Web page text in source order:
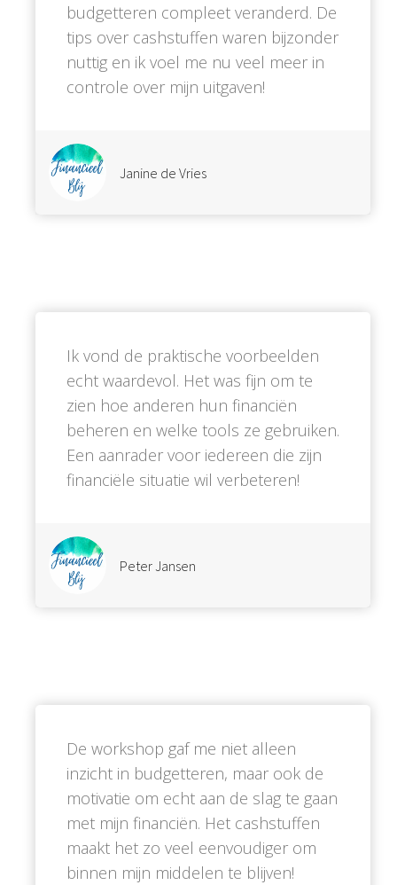
budgetteren compleet veranderd. De
tips over cashstuffen waren bijzonder
nuttig en ik voel me nu veel meer in
controle over mijn uitgaven!
Janine de Vries
Ik vond de praktische voorbeelden
echt waardevol. Het was fijn om te
zien hoe anderen hun financiën
beheren en welke tools ze gebruiken.
Een aanrader voor iedereen die zijn
financiële situatie wil verbeteren!
Peter Jansen
De workshop gaf me niet alleen
inzicht in budgetteren, maar ook de
motivatie om echt aan de slag te gaan
met mijn financiën. Het cashstuffen
maakt het zo veel eenvoudiger om
binnen mijn middelen te blijven!